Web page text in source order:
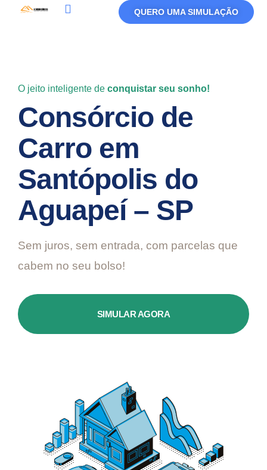
QUERO UMA SIMULAÇÃO
O jeito inteligente de conquistar seu sonho!
Consórcio de
Carro em
Santópolis do
Aguapeí – SP
Sem juros, sem entrada, com parcelas que
cabem no seu bolso!
SIMULAR AGORA